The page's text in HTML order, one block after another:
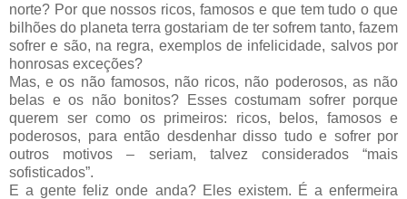
norte? Por que nossos ricos, famosos e que tem tudo o que
bilhões do planeta terra gostariam de ter sofrem tanto, fazem
sofrer e são, na regra, exemplos de infelicidade, salvos por
honrosas exceções?
Mas, e os não famosos, não ricos, não poderosos, as não
belas e os não bonitos? Esses costumam sofrer porque
querem ser como os primeiros: ricos, belos, famosos e
poderosos, para então desdenhar disso tudo e sofrer por
outros motivos – seriam, talvez considerados “mais
sofisticados”.
E a gente feliz onde anda? Eles existem. É a enfermeira